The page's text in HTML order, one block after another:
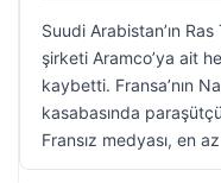
Suudi Arabistan’ın
şirketi Aramco’ya ait
kaybetti. Fransa’nın
kasabasında
Fransız medyası, en